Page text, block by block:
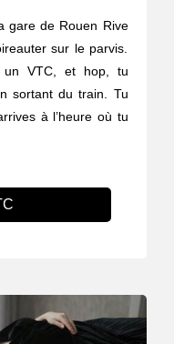
gare de Rouen Rive
sur le parvis.
VTC, et hop, tu
sortant du train. Tu
à l’heure où tu